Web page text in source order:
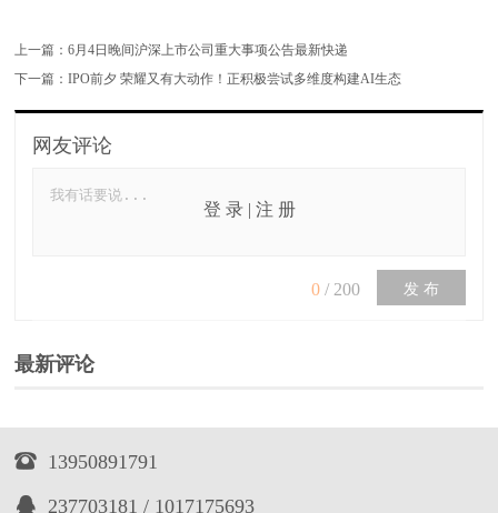
上一篇：6月4日晚间沪深上市公司重大事项公告最新快递
下一篇：IPO前夕 荣耀又有大动作！正积极尝试多维度构建AI生态
网友评论
登 录| 注 册
发 布
0/200
最新评论
 13950891791
 237703181 / 1017175693